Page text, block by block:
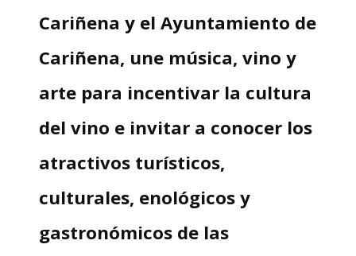
Cariñena y el Ayuntamiento de
Cariñena, une música, vino y
arte para incentivar la cultura
del vino e invitar a conocer los
atractivos turísticos,
culturales, enológicos y
gastronómicos de las